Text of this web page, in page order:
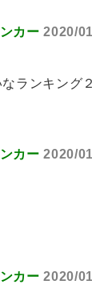
カー 2020/
ランキング
カー 2020/
カー 2020/